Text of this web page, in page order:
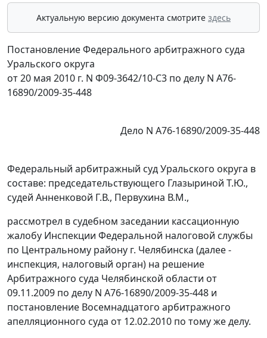
Актуальную версию документа смотрите здесь
Постановление Федерального арбитражного суда
Уральского округа
от 20 мая 2010 г. N Ф09-3642/10-С3 по делу N А76-
16890/2009-35-448
Дело N А76-16890/2009-35-448
Федеральный арбитражный суд Уральского округа в
составе: председательствующего Глазыриной Т.Ю.,
судей Анненковой Г.В., Первухина В.М.,
рассмотрел в судебном заседании кассационную
жалобу Инспекции Федеральной налоговой службы
по Центральному району г. Челябинска (далее -
инспекция, налоговый орган) на решение
Арбитражного суда Челябинской области от
09.11.2009 по делу N А76-16890/2009-35-448 и
постановление Восемнадцатого арбитражного
апелляционного суда от 12.02.2010 по тому же делу.